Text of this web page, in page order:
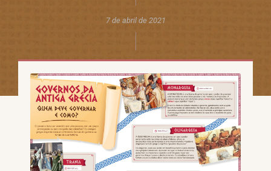
7 de abril de 2021